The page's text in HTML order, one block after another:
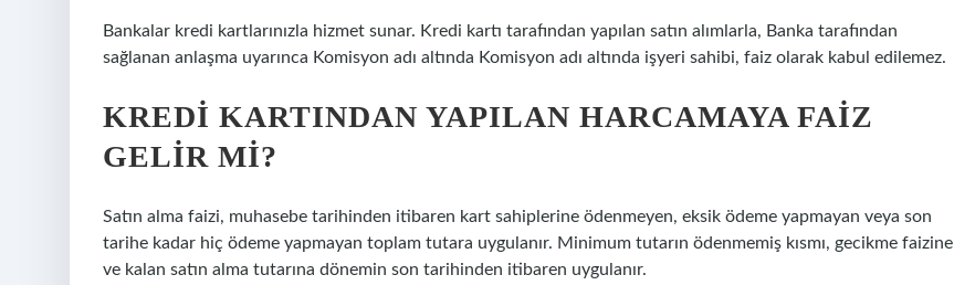
Bankalar kredi kartlarınızla hizmet sunar. Kredi kartı tarafından yapılan satın alımlarla, Banka tarafından
sağlanan anlaşma uyarınca Komisyon adı altında Komisyon adı altında işyeri sahibi, faiz olarak kabul edilemez.
KREDI KARTINDAN YAPILAN HARCAMAYA FAIZ
GELIR MI?
Satın alma faizi, muhasebe tarihinden itibaren kart sahiplerine ödenmeyen, eksik ödeme yapmayan veya son
tarihe kadar hiç ödeme yapmayan toplam tutara uygulanır. Minimum tutarın ödenmemiş kısmı, gecikme faizine
ve kalan satın alma tutarına dönemin son tarihinden itibaren uygulanır.